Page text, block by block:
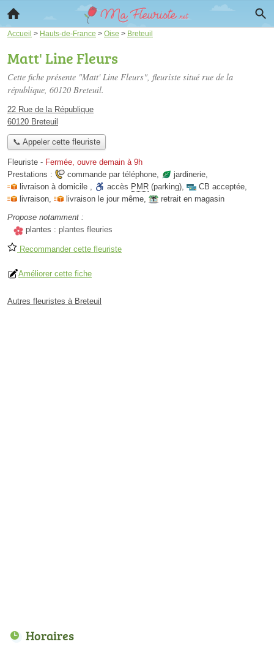
Accueil > Hauts-de-France > Oise > Breteuil
Matt' Line Fleurs
Cette fiche présente "Matt' Line Fleurs", fleuriste situé rue de la
république, 60120 Breteuil.
22 Rue de la République
60120 Breteuil
📞 Appeler cette fleuriste
Fleuriste - Fermée, ouvre demain à 9h
Prestations :
commande par téléphone, jardinerie,
livraison à domicile , accès PMR (parking), CB acceptée,
livraison, livraison le jour même,
retrait en magasin
Propose notamment :
plantes : plantes fleuries
Recommander cette fleuriste
Améliorer cette fiche
Autres fleuristes à Breteuil
Horaires